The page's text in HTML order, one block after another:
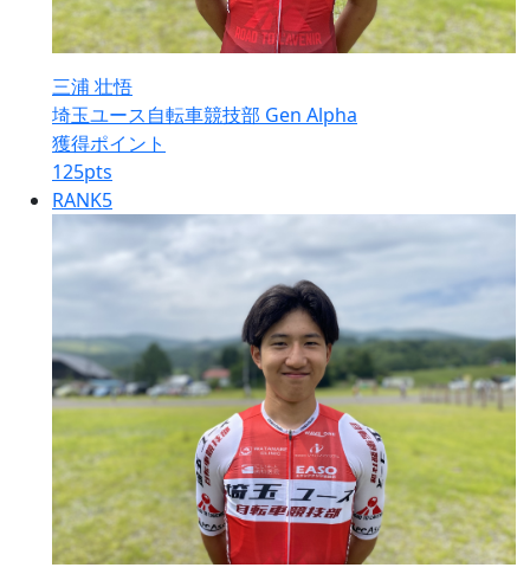
三浦 壮悟
埼玉ユース自転車競技部 Gen Alpha
獲得ポイント
125pts
RANK5